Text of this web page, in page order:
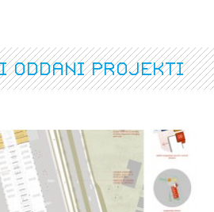
oddani projekti